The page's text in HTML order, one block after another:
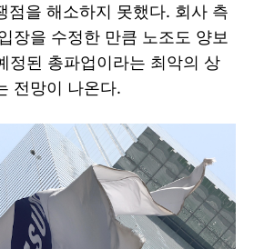
점을 해소하지 못했다. 회사 측
장을 수정한 만큼 노조도 양보
정된 총파업이라는 최악의 상
전망이 나온다.